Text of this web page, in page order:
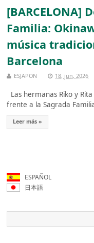
[BARCELONA]
Familia:
música
Barcelona
ESJAPON 18, jun, 2026
Las hermanas Riko y
frente a la Sagrada
Leer más »
ESPAÑOL
日本語